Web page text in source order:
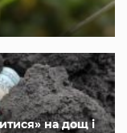
на дощ і